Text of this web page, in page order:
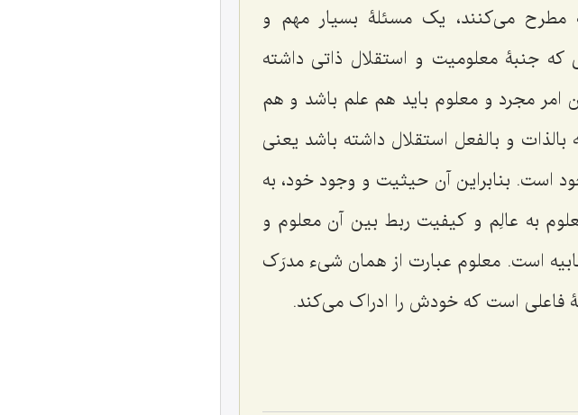
مطرح مى‌کنند، یک مسئلۀ بسیار مهم و
جنبۀ معلومیت و استقلال ذاتى داشته
امر مجرد و معلوم باید هم علم باشد و هم
و بالفعل استقلال داشته باشد یعنى
است. بنابراین آن حیثیت و وجود خود، به
به عالِم و کیفیت ربط بین آن معلوم و
است. معلوم عبارت از همان شىء مدرَک
فاعلى است که خودش را ادراک مى‌کند.